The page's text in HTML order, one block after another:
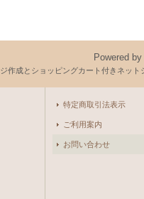
Powered by
作成とショッピングカート付きネット
特定商取引法表示
ご利用案内
お問い合わせ